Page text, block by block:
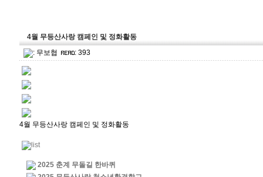
4월 무등산사랑 캠페인 및 정화활동
: 무보협 : 393
4월 무등산사랑 캠페인 및 정화활동
2025 춘계 무돌길 한바퀴